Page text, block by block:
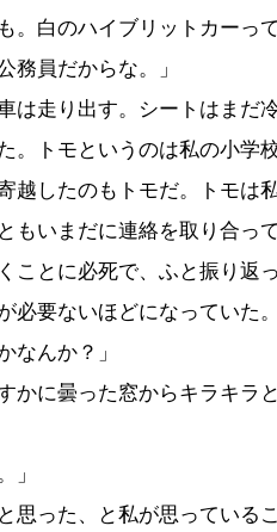
も。白のハイブリットカーっ
務員だからな。」
は走り出す。シートはまだ
。トモというのは私の小学
越したのもトモだ。トモは
もいまだに連絡を取り合っ
ことに必死で、ふと振り返
必要ないほどになっていた。
なんか？」
かに曇った窓からキラキラ
」
思った、と私が思っている